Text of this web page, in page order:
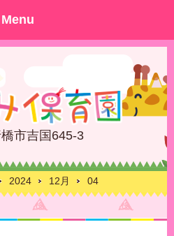
Menu
市吉国645-3
2024 12月 04